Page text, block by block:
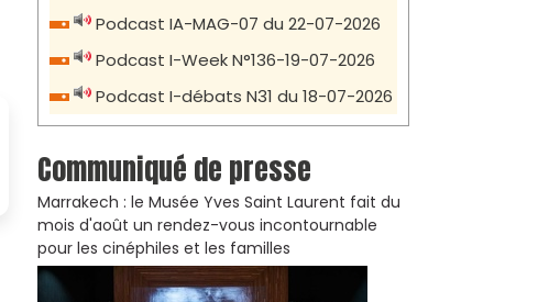
Podcast IA-MAG-07 du 22-07-2026
Podcast I-Week N°136-19-07-2026
Podcast I-débats N31 du 18-07-2026
Communiqué de presse
Marrakech : le Musée Yves Saint Laurent fait du
mois d'août un rendez-vous incontournable
pour les cinéphiles et les familles